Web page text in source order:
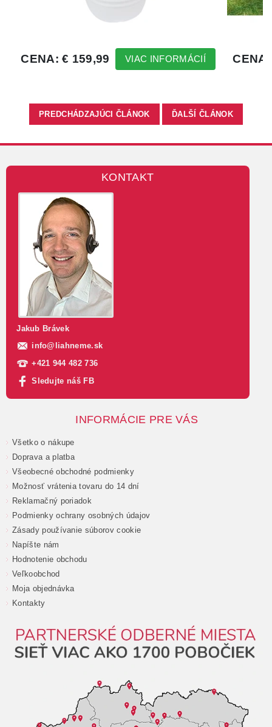
PREDCHÁDZAJÚCI ČLÁNOK ĎALŠÍ ČLÁNOK
KONTAKT
Jakub Brávek
info@ liahneme.sk
+421 944 482 736
Sledujte náš FB
INFORMÁCIE PRE VÁS
Všetko o nákupe
Doprava a platba
Všeobecné obchodné podmienky
Možnosť vrátenia tovaru do 14 dní
Reklamačný poriadok
Podmienky ochrany osobných údajov
Zásady používanie súborov cookie
Napíšte nám
Hodnotenie obchodu
Veľkoobchod
Moja objednávka
Kontakty